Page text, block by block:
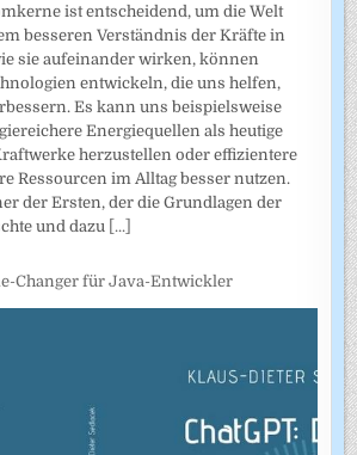
ist entscheidend, um die Welt
besseren Verständnis der Kräfte in
sie aufeinander wirken, können
entwickeln, die uns helfen,
Es kann uns beispielsweise
Energiequellen als heutige
herzustellen oder effizientere
Ressourcen im Alltag besser nutzen.
der Ersten, der die Grundlagen der
und dazu [...]
Changer für Java-Entwickler